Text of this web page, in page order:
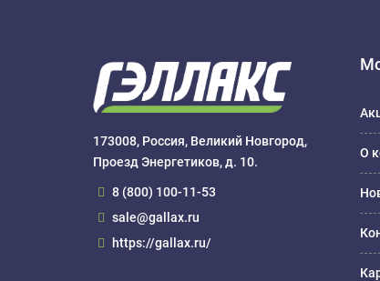
173008, Россия, Великий Новгород,
Проезд Энергетиков, д. 10.
8 (800) 100-11-53
sale@gallax.ru
https://gallax.ru/
О